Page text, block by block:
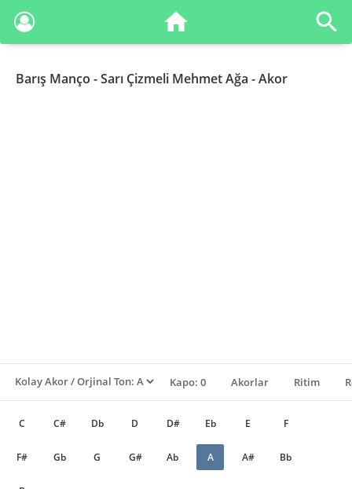
Barış Manço - Sarı Çizmeli Mehmet Ağa - Akor
Kapo: 0 Akorlar Ritim
C C# Db D D# Eb E F
F# Gb G G# Ab A A# Bb